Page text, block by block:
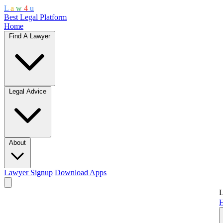
L a w 4 u
Best Legal Platform
Home
Find A Lawyer
Legal Advice
About
Lawyer Signup Download Apps